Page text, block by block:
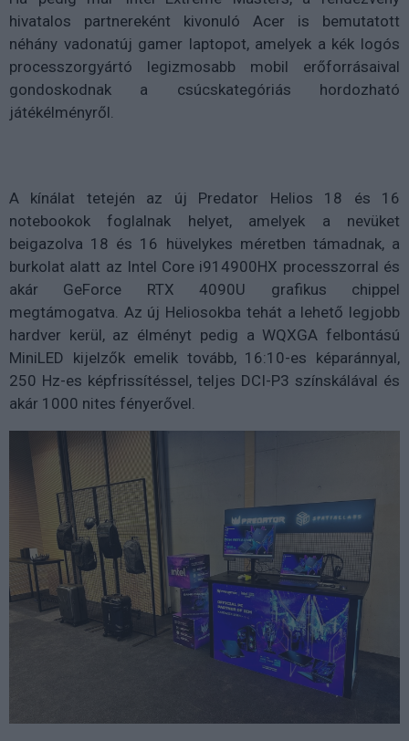
hivatalos partnereként kivonuló Acer is bemutatott
néhány vadonatúj gamer laptopot, amelyek a kék logós
processzorgyártó legizmosabb mobil erőforrásaival
gondoskodnak a csúcskategóriás hordozható
játékélményről.
A kínálat tetején az új Predator Helios 18 és 16
notebookok foglalnak helyet, amelyek a nevüket
beigazolva 18 és 16 hüvelykes méretben támadnak, a
burkolat alatt az Intel Core i914900HX processzorral és
akár GeForce RTX 4090U grafikus chippel
megtámogatva. Az új Heliosokba tehát a lehető legjobb
hardver kerül, az élményt pedig a WQXGA felbontású
MiniLED kijelzők emelik tovább, 16:10-es képaránnyal,
250 Hz-es képfrissítéssel, teljes DCI-P3 színskálával és
akár 1000 nites fényerővel.